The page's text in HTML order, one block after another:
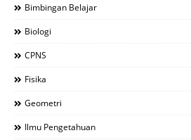
Bimbingan Belajar
Biologi
CPNS
Fisika
Geometri
Ilmu Pengetahuan